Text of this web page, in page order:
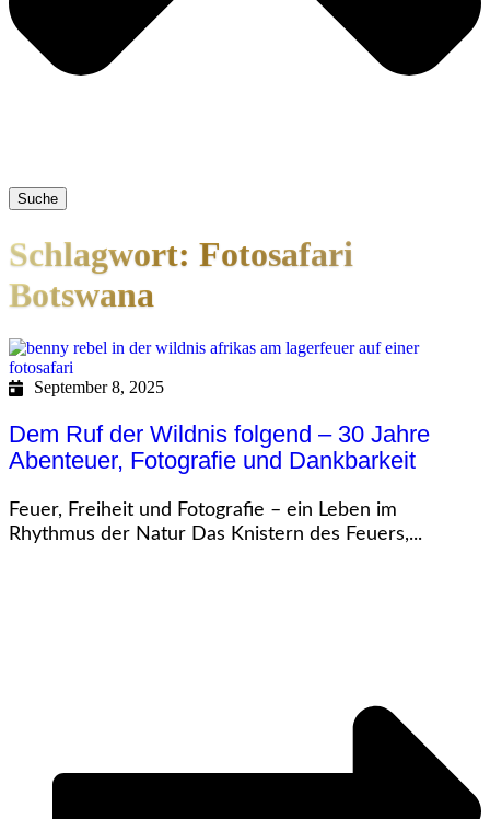
Suche
Schlagwort: Fotosafari
Botswana
September 8, 2025
Dem Ruf der Wildnis folgend – 30 Jahre
Abenteuer, Fotografie und Dankbarkeit
Feuer, Freiheit und Fotografie – ein Leben im
Rhythmus der Natur Das Knistern des Feuers,...